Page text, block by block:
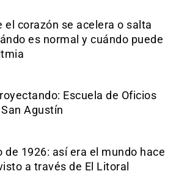
el corazón se acelera o salta
es normal y cuándo puede
Escuela de Oficios
Agustín
de 1926: así era el mundo hace
a través de El Litoral